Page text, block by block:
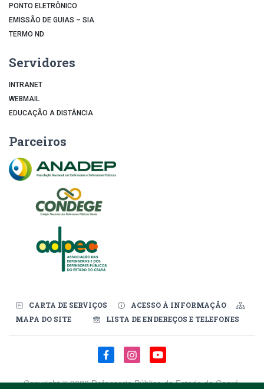
PONTO ELETRÔNICO
EMISSÃO DE GUIAS – SIA
TERMO ND
Servidores
INTRANET
WEBMAIL
EDUCAÇÃO A DISTÂNCIA
Parceiros
CARTA DE SERVIÇOS
ACESSO À INFORMAÇÃO
MAPA DO SITE
LISTA DE ENDEREÇOS E TELEFONES
Redes Sociais
Copyright ©2026 Defensoria Pública do Estado do Ceará.